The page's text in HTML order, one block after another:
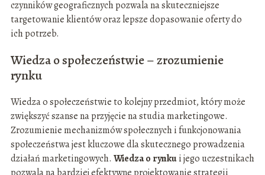
czynników geograficznych pozwala na skuteczniejsze
targetowanie klientów oraz lepsze dopasowanie oferty do
ich potrzeb.
Wiedza o społeczeństwie – zrozumienie
rynku
Wiedza o społeczeństwie to kolejny przedmiot, który może
zwiększyć szanse na przyjęcie na studia marketingowe.
Zrozumienie mechanizmów społecznych i funkcjonowania
społeczeństwa jest kluczowe dla skutecznego prowadzenia
działań marketingowych. Wiedza o rynkui jego uczestnikach